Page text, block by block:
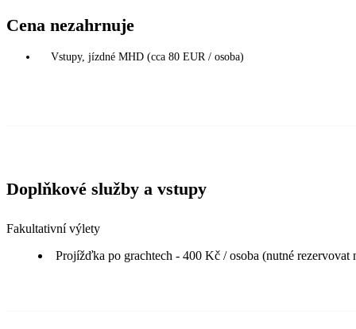
Cena nezahrnuje
Vstupy, jízdné MHD (cca 80 EUR / osoba)
Doplňkové služby a vstupy
Fakultativní výlety
Projížďka po grachtech - 400 Kč / osoba (nutné rezervovat